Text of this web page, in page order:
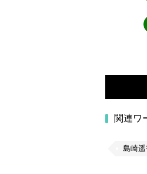
関連ワ
島崎遥